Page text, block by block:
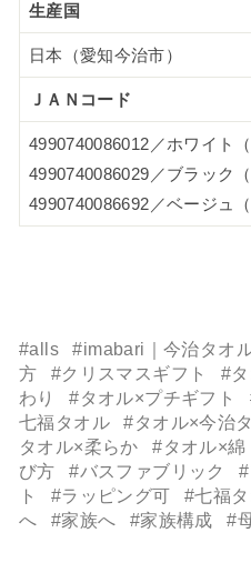
生産国
日本（愛知今治市）
ＪＡＮコード
4990740086012／ホワイト（
4990740086029／ブラック（
4990740086692／ベージュ（
#alls #imabari｜今治タオ
方
#クリスマスギフト #
わり
#タオル×プチギフト
七福タオル
#タオル×今治
タオル×柔らか
#タオル×綿
び方
#バスファブリック
ト
#ラッピング可 #七福
へ
#家族へ #家族構成 #